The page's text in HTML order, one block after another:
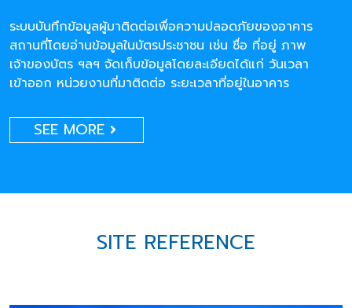
ระบบบันทึกข้อมูลผู้มาติดต่อเพื่อความปลอดภัยของอาคาร
สถานที่โดยอ่านข้อมูลในบัตรประชาชน เช่น ชื่อ ที่อยู่ ภาพ
เจ้าของบัตร ฯลฯ จัดเก็บข้อมูลโดยละเอียดได้แก่ วันเวลา
เข้าออก หน่วยงานที่มาติดต่อ ระยะเวลาที่อยู่ในอาคาร
SEE MORE
SITE REFERENCE